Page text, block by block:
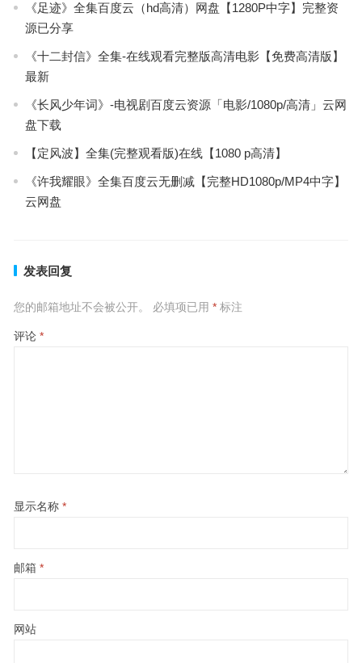
《足迹》全集百度云（hd高清）网盘【1280P中字】完整资
源已分享
《十二封信》全集-在线观看完整版高清电影【免费高清版】
最新
《长风少年词》-电视剧百度云资源「电影/1080p/高清」云网
盘下载
【定风波】全集(完整观看版)在线【1080 p高清】
《许我耀眼》全集百度云无删减【完整HD1080p/MP4中字】
云网盘
发表回复
您的邮箱地址不会被公开。 必填项已用 *标注
评论 *
显示名称 *
邮箱 *
网站